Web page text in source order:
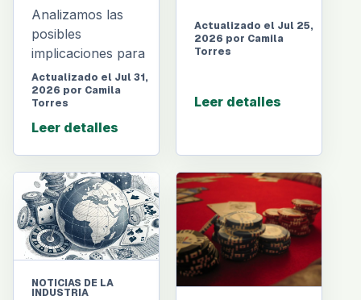
Analizamos las
posibles
implicaciones para
Actualizado el Jul 31,
2026 por Camila
Torres
Leer detalles
Actualizado el Jul 25,
2026 por Camila
Torres
Leer detalles
NOTICIAS DE LA
INDUSTRIA